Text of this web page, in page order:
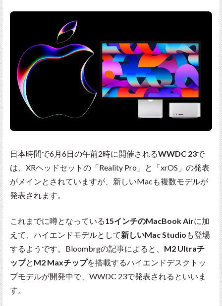
日本時間で6月6日の午前2時に開催されるWWDC 23で
は、XRヘッドセットの「Reality Pro」と「xrOS」の発表
がメインとされていますが、新しいMacも複数モデルが
発表されます。
これまでに噂となっている15インチのMacBook Airに加
えて、ハイエンドモデルとして新しいMac Studio も登場
するようです。Bloombrgの記事によると、 M2 Ultraチ
ップと M2 Maxチップを搭載するハイエンドデスクトッ
プモデルが開発中で、WWDC 23で発表されるといいま
す。